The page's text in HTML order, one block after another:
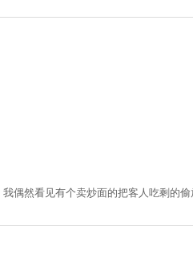
偶然看见有个卖炒面的把客人吃剩的